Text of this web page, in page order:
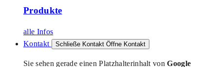
Produkte
alle Infos
Kontakt
Schließe Kontakt Öffne Kontakt
Sie sehen gerade einen Platzhalterinhalt vonGoogle